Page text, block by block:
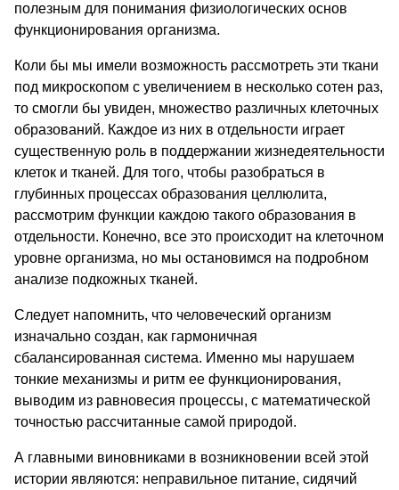
полезным для понимания физиологических основ
функционирования организма.
Коли бы мы имели возможность рассмотреть эти ткани
под микроскопом с увеличением в несколько сотен раз,
то смогли бы увиден, множество различных клеточных
образований. Каждое из них в отдельности играет
существенную роль в поддержании жизнедеятельности
клеток и тканей. Для того, чтобы разобраться в
глубинных процессах образования целлюлита,
рассмотрим функции каждою такого образования в
отдельности. Конечно, все это происходит на клеточном
уровне организма, но мы остановимся на подробном
анализе подкожных тканей.
Следует напомнить, что человеческий организм
изначально создан, как гармоничная
сбалансированная система. Именно мы нарушаем
тонкие механизмы и ритм ее функционирования,
выводим из равновесия процессы, с математической
точностью рассчитанные самой природой.
А главными виновниками в возникновении всей этой
истории являются: неправильное питание, сидячий